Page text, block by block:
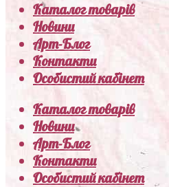
Каталог товарів
Новини
Арт-Блог
Контакти
Особистий кабінет
Каталог товарів
Новини
Арт-Блог
Контакти
Особистий кабінет